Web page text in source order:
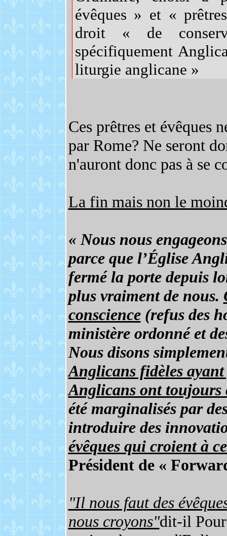
évêques » et «
droit « de
spécifiquement
liturgie anglicane »
Ces prêtres et évêques
par Rome? Ne seront
n'auront donc pas à se
La fin mais non le
« Nous nous
parce que l’Église
fermé la porte depuis
plus vraiment de nous.
conscience(refus des
ministère ordonné et
Nous disons
Anglicans fidèles ayant
Anglicans ont
été marginalisés par
introduire des
évêques qui croient à
Président de «
"Il nous faut des
nous croyons"dit-il